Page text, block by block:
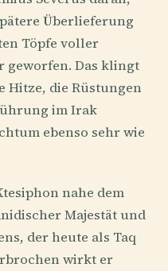
Überlieferung
Töpfe voller
geworfen. Das klingt
Hitze, die Rüstungen
im Irak
ebenso sehr wie
nahe dem
Majestät und
der heute als Taq
wirkt er